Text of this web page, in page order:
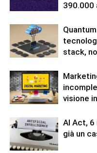
390.000
stack,
visione
AI Act, 6
già un